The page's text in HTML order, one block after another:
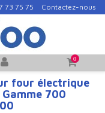
73 75 75 Contactez-nous
0
four électrique
700